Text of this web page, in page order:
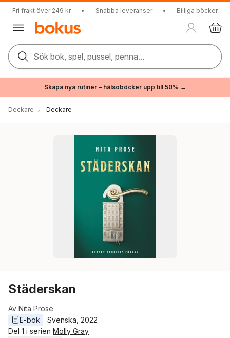
Fri frakt över 249 kr • Snabba leveranser • Billiga böcker
Sök bok, spel, pussel, penna...
Skapa nya rutiner – hälsoböcker upp till 50% →
Deckare Deckare
Städerskan
Av Nita Prose
E-bok
Svenska 2022
Del 1 i serien Molly Gray